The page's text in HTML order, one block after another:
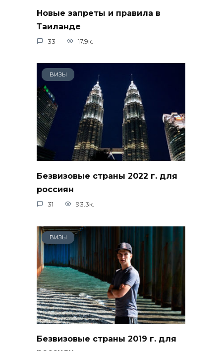
Новые запреты и правила в
Таиланде
33 17.9к.
ВИЗЫ
Безвизовые страны 2022 г. для
россиян
31 93.3к.
ВИЗЫ
Безвизовые страны 2019 г. для